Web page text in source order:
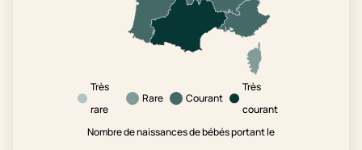
Très
rare
Rare Courant
Très
courant
Nombre de naissances de bébés portant le